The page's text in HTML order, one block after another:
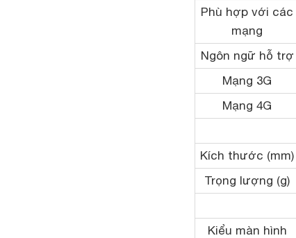
Phù hợp với các
mạng
Ngôn ngữ hỗ trợ
Mạng 3G
Mạng 4G
Kích thước (mm)
Trọng lượng (g)
Kiểu màn hình